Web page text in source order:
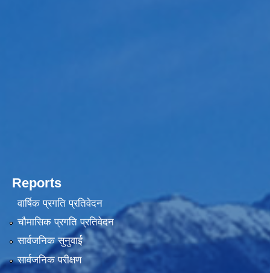
Reports
वार्षिक प्रगति प्रतिवेदन
चौमासिक प्रगति प्रतिवेदन
सार्वजनिक सुनुवाई
सार्वजनिक परीक्षण